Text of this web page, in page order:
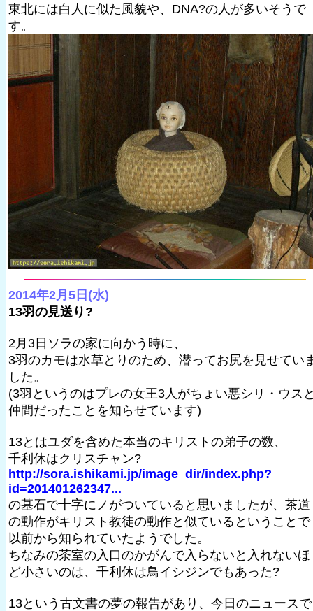
東北には白人に似た風貌や、DNA?の人が多いそうで
す。
2014年2月5日(水)
13羽の見送り?
2月3日ソラの家に向かう時に、
3羽のカモは水草とりのため、潜ってお尻を見せてい
した。
(3羽というのはプレの女王3人がちょい悪シリ・ウス
仲間だったことを知らせています)
13とはユダを含めた本当のキリストの弟子の数、
千利休はクリスチャン?
http://sora.ishikami.jp/image_dir/index.php?
id=201401262347...
の墓石で十字にノがついていると思いましたが、茶道
の動作がキリスト教徒の動作と似ているということで
以前から知られていたようでした。
ちなみの茶室の入口のかがんで入らないと入れないほ
ど小さいのは、千利休は鳥イシジンでもあった?
13という古文書の夢の報告があり、今日のニュースで